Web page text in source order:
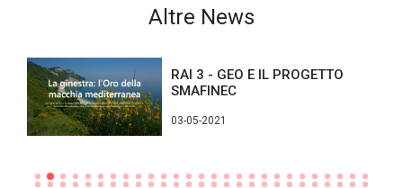
Altre News
RAI 3 - GEO E IL PROGETTO
SMAFINEC
03-05-2021